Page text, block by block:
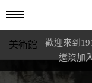
歡迎來到
還沒加
美術館
學藝館